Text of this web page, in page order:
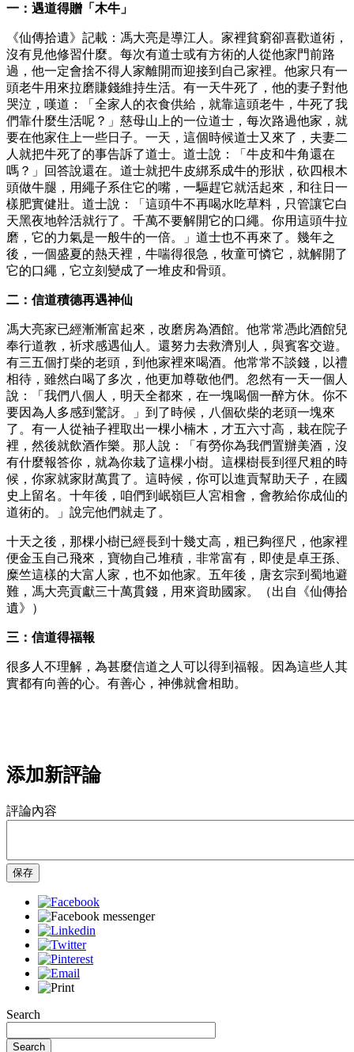
一：遇道得贈「木牛」
《仙傳拾遺》記載：馮大亮是導江人。家裡貧窮卻喜歡道術，
沒有見他修習什麼。每次有道士或有方術的人從他家門前路
過，他一定會捨不得人家離開而迎接到自己家裡。他家只有一
頭老牛用來拉磨賺錢維持生活。有一天牛死了，他的妻子對他
哭泣，嘆道：「全家人的衣食供給，就靠這頭老牛，牛死了我
們靠什麼生活呢？」慈母山上的一位道士，每次路過他家，就
要在他家住上一些日子。一天，這個時候道士又來了，夫妻二
人就把牛死了的事告訴了道士。道士說：「牛皮和牛角還在
嗎？」回答說還在。道士就把牛皮綁系成牛的形狀，砍四根木
頭做牛腿，用繩子系住它的嘴，一驅趕它就活起來，和往日一
樣肥實健壯。道士說：「這頭牛不再喝水吃草料，只管讓它白
天黑夜地幹活就行了。千萬不要解開它的口繩。你用這頭牛拉
磨，它的力氣是一般牛的一倍。」道士也不再來了。幾年之
後，一個盛夏的熱天裡，牛喘得很急，牧童可憐它，就解開了
它的口繩，它立刻變成了一堆皮和骨頭。
二：信道積德再遇神仙
馮大亮家已經漸漸富起來，改磨房為酒館。他常常憑此酒館兒
奉行道教，祈求感遇仙人。還努力去救濟別人，與賓客交遊。
有三五個打柴的老頭，到他家裡來喝酒。他常常不談錢，以禮
相待，雖然白喝了多次，他更加尊敬他們。忽然有一天一個人
說：「我們八個人，明天全都來，在一塊喝個一醉方休。你不
要因為人多感到驚訝。」到了時候，八個砍柴的老頭一塊來
了。有一人從袖子裡取出一棵小楠木，才五六寸高，栽在院子
裡，然後就飲酒作樂。那人說：「有勞你為我們置辦美酒，沒
有什麼報答你，就為你栽了這棵小樹。這棵樹長到徑尺粗的時
候，你家就家財萬貫了。這時候，你可以進貢幫助天子，在國
史上留名。十年後，咱們到岷嶺巨人宮相會，會教給你成仙的
道術的。」說完他們就走了。
十天之後，那棵小樹已經長到十幾丈高，粗已夠徑尺，他家裡
便金玉自己飛來，寶物自己堆積，非常富有，即使是卓王孫、
糜竺這樣的大富人家，也不如他家。五年後，唐玄宗到蜀地避
難，馮大亮貢獻三十萬貫錢，用來資助國家。（出自《仙傳拾
遺》）
三：信道得福報
很多人不理解，為甚麼信道之人可以得到福報。因為這些人其
實都有向善的心。有善心，神佛就會相助。
添加新評論
評論內容
保存
Search
Search